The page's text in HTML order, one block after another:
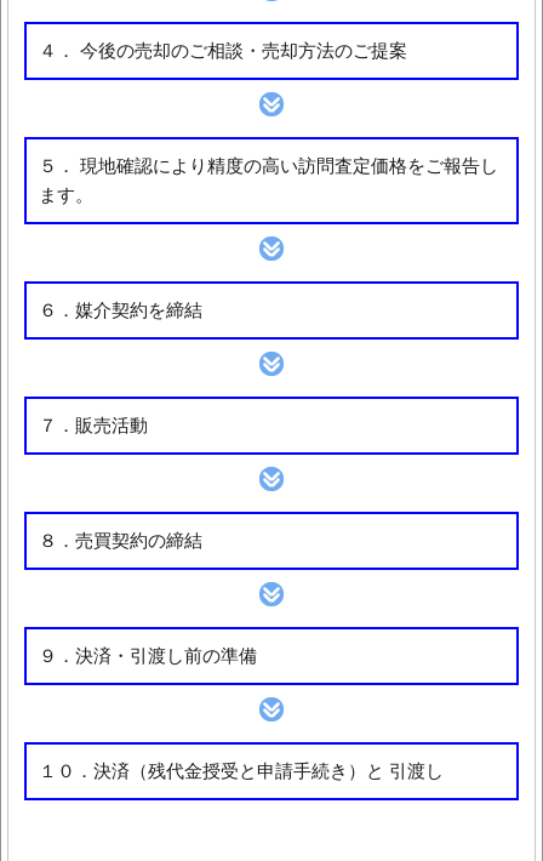
４． 今後の売却のご相談・売却方法のご提案
５． 現地確認により精度の高い訪問査定価格をご報告し
ます。
６．媒介契約を締結
７．販売活動
８．売買契約の締結
９．決済・引渡し前の準備
１０．決済（残代金授受と申請手続き）と 引渡し